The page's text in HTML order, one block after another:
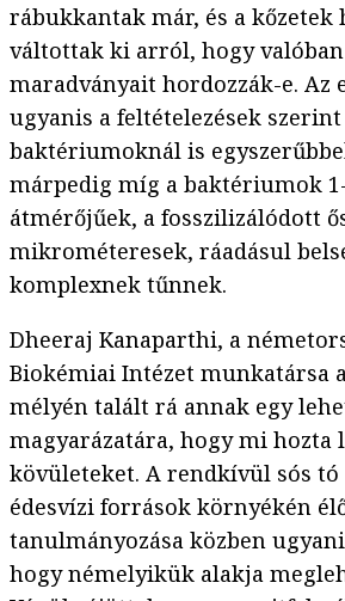
rábukkantak már, és a kőzetek
váltottak ki arról, hogy
maradványait hordozzák-e. Az
ugyanis a feltételezések
baktériumoknál is
márpedig míg a baktériumok
átmérőjűek, a fosszilizálódott
mikrométeresek, ráadásul
komplexnek tűnnek.
Dheeraj Kanaparthi, a
Biokémiai Intézet munkatársa
mélyén talált rá annak egy
magyarázatára, hogy mi hozta
kövületeket. A rendkívül sós
édesvízi források környékén
tanulmányozása közben
hogy némelyikük alakja